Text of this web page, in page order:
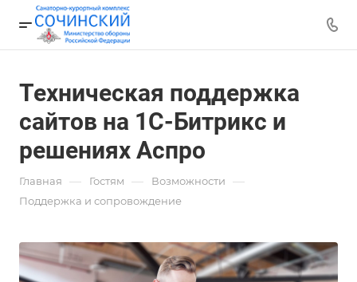
Техническая поддержка
сайтов на 1С-Битрикс и
решениях Аспро
Главная — Гостям — Возможности —
Поддержка и сопровождение